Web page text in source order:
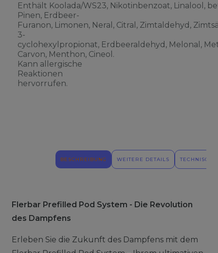
Enthält Koolada/WS23, Nikotinbenzoat, Linalool,
Pinen, Erdbeer-
Furanon, Limonen, Neral, Citral, Zimtaldehyd,
3-
cyclohexylpropionat, Erdbeeraldehyd, Melonal,
Carvon, Menthon, Cineol.
Kann allergische
Reaktionen
hervorrufen.
BESCHREIBUNG WEITERE DETAILS
Flerbar Prefilled Pod System - Die Revolution
des Dampfens
Erleben Sie die Zukunft des Dampfens mit dem